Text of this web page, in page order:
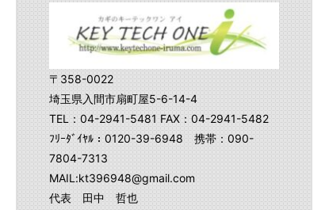
〒358-0022
埼玉県入間市扇町屋5-6-14-4
TEL：04-2941-5481 FAX：04-2941-5482
ﾌﾘｰﾀﾞｲﾔﾙ：0120-39-6948 携帯：090-
7804-7313
MAIL:kt396948@gmail.com
代表 田中 哲也